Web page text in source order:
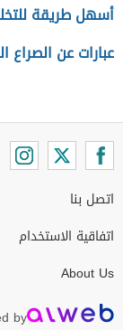
أسهل طريقة
عبارات عن الصراع
اتصل بنا
اتفاقية الاستخدام
About Us
by